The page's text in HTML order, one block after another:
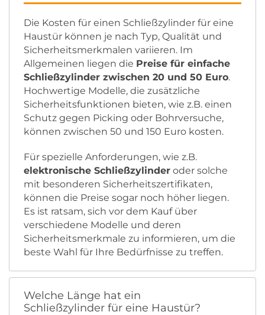
Die Kosten für einen Schließzylinder für eine
Haustür können je nach Typ, Qualität und
Sicherheitsmerkmalen variieren. Im
Allgemeinen liegen die Preise für einfache
Schließzylinder zwischen 20 und 50 Euro.
Hochwertige Modelle, die zusätzliche
Sicherheitsfunktionen bieten, wie z.B. einen
Schutz gegen Picking oder Bohrversuche,
können zwischen 50 und 150 Euro kosten.
Für spezielle Anforderungen, wie z.B.
elektronische Schließzylinder oder solche
mit besonderen Sicherheitszertifikaten,
können die Preise sogar noch höher liegen.
Es ist ratsam, sich vor dem Kauf über
verschiedene Modelle und deren
Sicherheitsmerkmale zu informieren, um die
beste Wahl für Ihre Bedürfnisse zu treffen.
Welche Länge hat ein
Schließzylinder für eine Haustür?